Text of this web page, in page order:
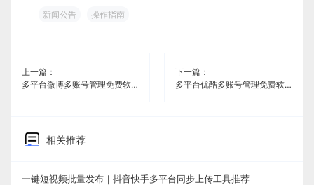
新闻公告 操作指南
上一篇：
多平台微博多账号管理免费软件《闲人新媒体管家》
下一篇：
多平台优酷多账号管理免费软件《闲人新媒体管家》
相关推荐
一键短视频批量发布｜抖音快手多平台同步上传工具推荐